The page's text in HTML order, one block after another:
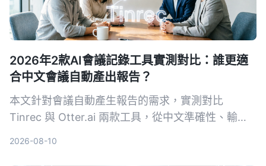
2026年2款AI會議記錄工具實測對比：誰更適
合中文會議自動產出報告？
本文針對會議自動產生報告的需求，實測對比
Tinrec 與 Otter.ai 兩款工具，從中文準確性、輸入
2026-08-10